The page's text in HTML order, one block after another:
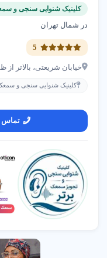
کلینیک شنوایی سنجی و
در شمال تهران
خیابان شریعتی، بالاتر از
کلینیک شنوایی سنجی و
تماس